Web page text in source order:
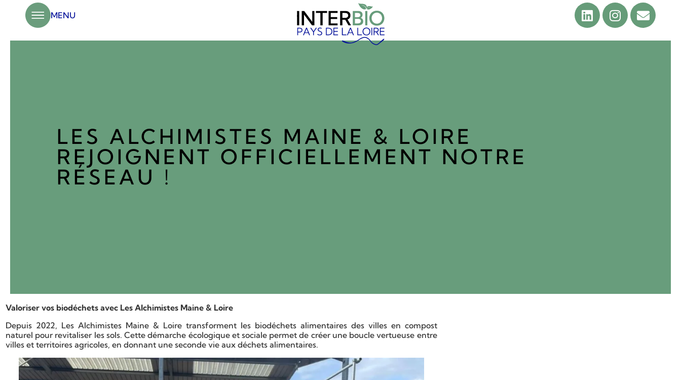
MENU
LES ALCHIMISTES MAINE & LOIRE
REJOIGNENT OFFICIELLEMENT NOTRE
RÉSEAU !
Valoriser vos biodéchets avec Les Alchimistes Maine & Loire
Depuis 2022, Les Alchimistes Maine & Loire transforment les biodéchets alimentaires des villes en compost
naturel pour revitaliser les sols. Cette démarche écologique et sociale permet de créer une boucle vertueuse entre
villes et territoires agricoles, en donnant une seconde vie aux déchets alimentaires.
Panneau de gestion des cookies